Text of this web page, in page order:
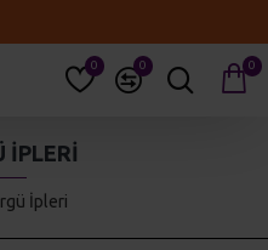
0 0 0
İpleri
İPLERI